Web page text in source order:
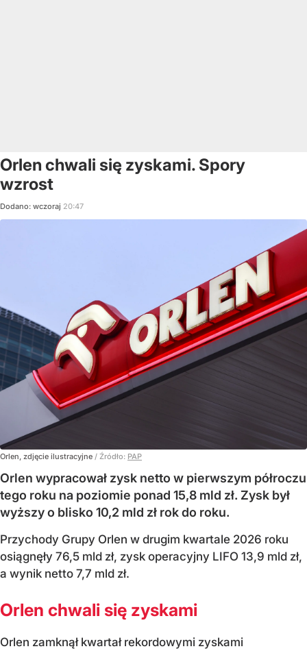
Orlen chwali się zyskami. Spory
wzrost
Dodano: wczoraj 20:47
Orlen, zdjęcie ilustracyjne / Źródło: PAP
Orlen wypracował zysk netto w pierwszym półroczu
tego roku na poziomie ponad 15,8 mld zł. Zysk był
wyższy o blisko 10,2 mld zł rok do roku.
Przychody Grupy Orlen w drugim kwartale 2026 roku
osiągnęły 76,5 mld zł, zysk operacyjny LIFO 13,9 mld zł,
a wynik netto 7,7 mld zł.
Orlen chwali się zyskami
Orlen zamknął kwartał rekordowymi zyskami